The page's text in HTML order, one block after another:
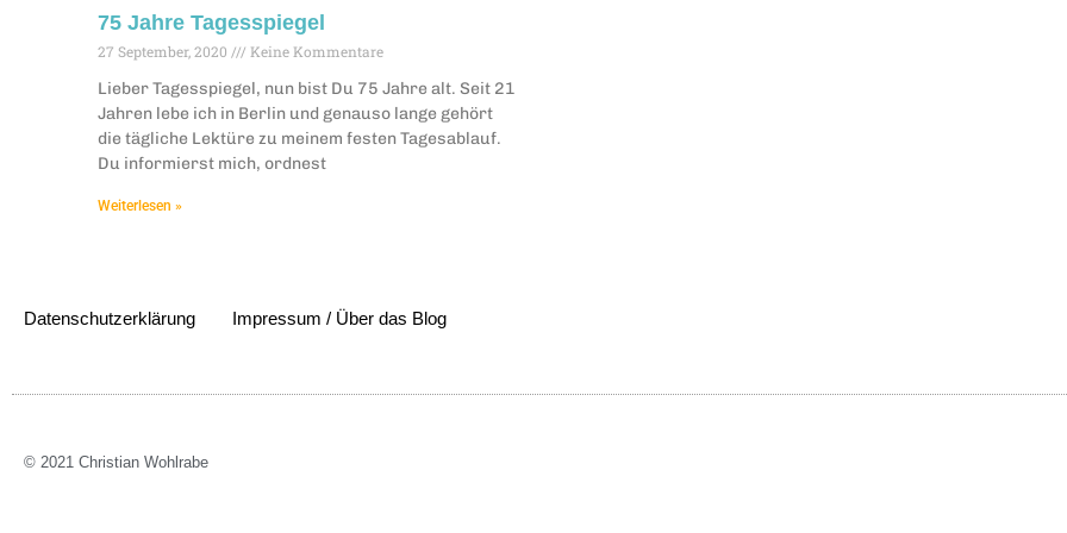
75 Jahre Tagesspiegel
27 September, 2020 Keine Kommentare
Lieber Tagesspiegel, nun bist Du 75 Jahre alt. Seit 21
Jahren lebe ich in Berlin und genauso lange gehört
die tägliche Lektüre zu meinem festen Tagesablauf.
Du informierst mich, ordnest
Weiterlesen »
Datenschutzerklärung Impressum / Über das Blog
© 2021 Christian Wohlrabe